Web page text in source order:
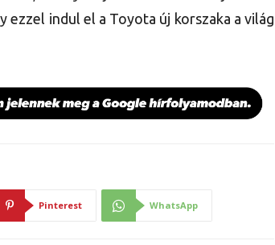
indul el a Toyota új korszaka a világ
Pinterest WhatsApp